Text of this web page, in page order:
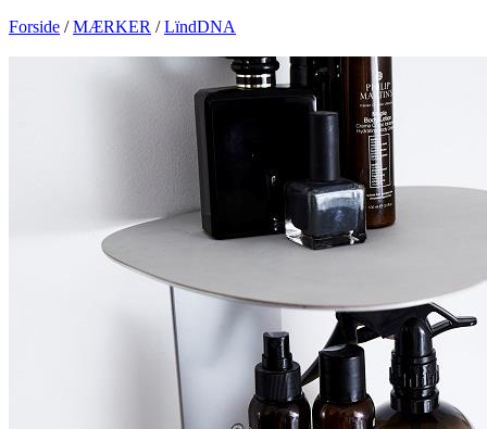
Forside /MÆRKER /LïndDNA